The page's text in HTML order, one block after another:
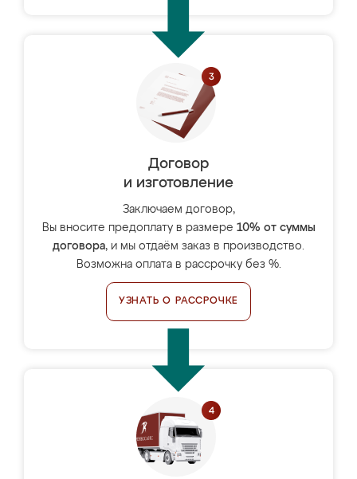
Договор
и изготовление
Заключаем договор,
Вы вносите предоплату в размере 10% от суммы
договора, и мы отдаём заказ в производство.
Возможна оплата в рассрочку без %.
УЗНАТЬ О РАССРОЧКЕ